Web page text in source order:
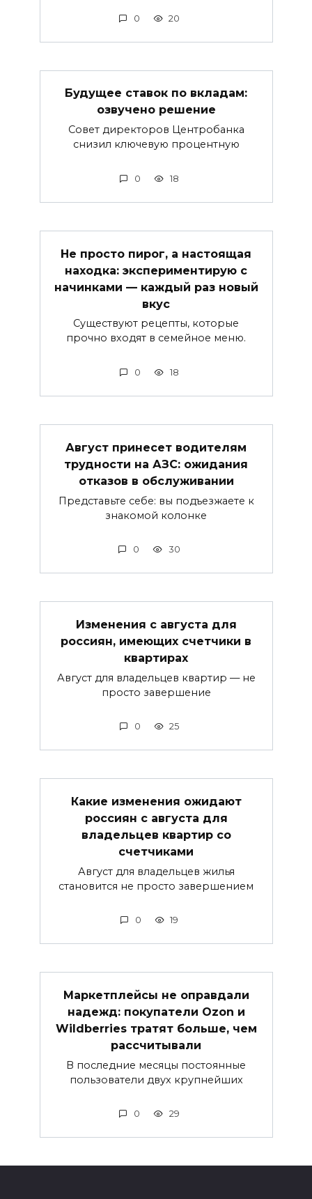
0 20
Будущее ставок по вкладам:
озвучено решение
Совет директоров Центробанка
снизил ключевую процентную
0 18
Не просто пирог, а настоящая
находка: экспериментирую с
начинками — каждый раз новый
вкус
Существуют рецепты, которые
прочно входят в семейное меню.
0 18
Август принесет водителям
трудности на АЗС: ожидания
отказов в обслуживании
Представьте себе: вы подъезжаете к
знакомой колонке
0 30
Изменения с августа для
россиян, имеющих счетчики в
квартирах
Август для владельцев квартир — не
просто завершение
0 25
Какие изменения ожидают
россиян с августа для
владельцев квартир со
счетчиками
Август для владельцев жилья
становится не просто завершением
0 19
Маркетплейсы не оправдали
надежд: покупатели Ozon и
Wildberries тратят больше, чем
рассчитывали
В последние месяцы постоянные
пользователи двух крупнейших
0 29